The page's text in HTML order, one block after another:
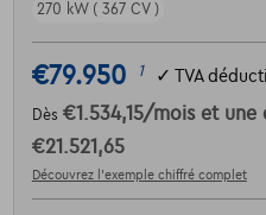
270 kW ( 367 CV )
€79.950 1 ✓ TVA
Dès €1.534,15/mois et une
€21.521,65
Découvrez l’exemple chiffré complet